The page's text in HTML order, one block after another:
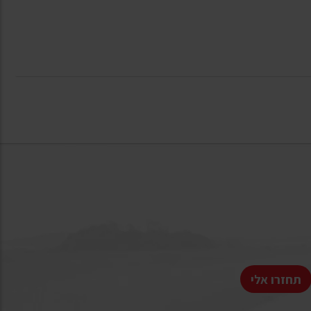
תחזרו אלי